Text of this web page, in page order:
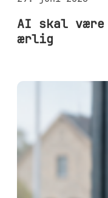
AI skal
ærlig